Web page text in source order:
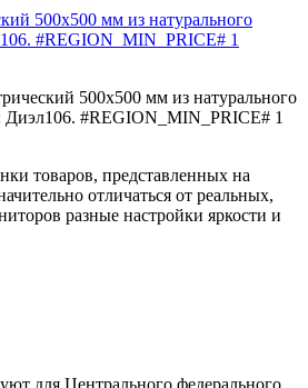
товаров, представленных на
отличаться от реальных,
разные настройки яркости и
для Центрального федерального